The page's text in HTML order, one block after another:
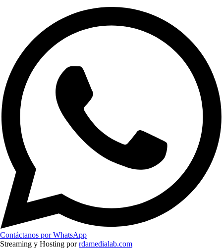
Contáctanos por WhatsApp
Streaming y Hosting porrdamedialab.com